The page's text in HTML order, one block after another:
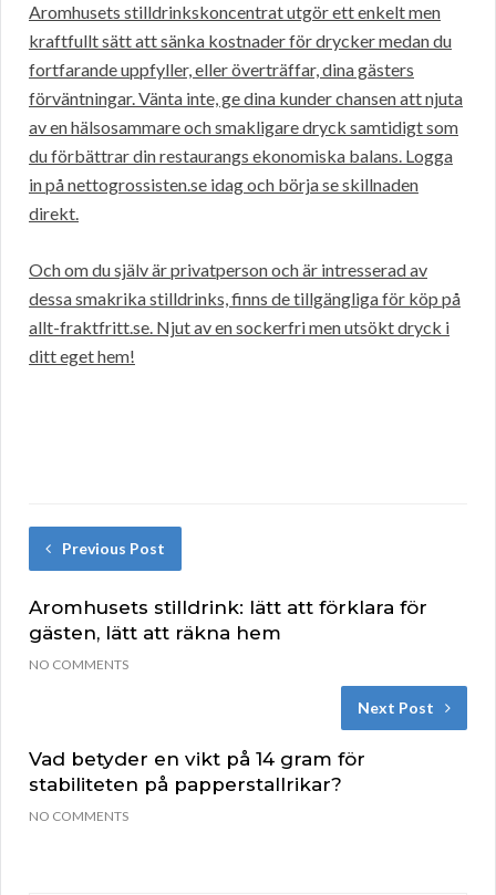
Aromhusets stilldrinkskoncentrat utgör ett enkelt men
kraftfullt sätt att sänka kostnader för drycker medan du
fortfarande uppfyller, eller överträffar, dina gästers
förväntningar. Vänta inte, ge dina kunder chansen att njuta
av en hälsosammare och smakligare dryck samtidigt som
du förbättrar din restaurangs ekonomiska balans. Logga
in på nettogrossisten.se idag och börja se skillnaden
direkt.
Och om du själv är privatperson och är intresserad av
dessa smakrika stilldrinks, finns de tillgängliga för köp på
allt-fraktfritt.se. Njut av en sockerfri men utsökt dryck i
ditt eget hem!
Previous Post
Aromhusets stilldrink: lätt att förklara för
gästen, lätt att räkna hem
NO COMMENTS
Next Post
Vad betyder en vikt på 14 gram för
stabiliteten på papperstallrikar?
NO COMMENTS